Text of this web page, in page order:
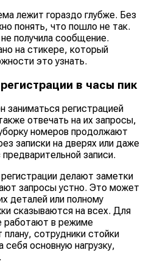
лежит гораздо глубже. Без
понять, что пошло не так.
получила сообщение.
на стикере, который
это узнать.
в часы пик
заниматься регистрацией
отвечать на их запросы,
номеров продолжают
записки на дверях или даже
записи.
делают заметки
запросы устно. Это может
деталей или полному
сказываются на всех. Для
работают в режиме
сотрудники стойки
себя основную нагрузку,